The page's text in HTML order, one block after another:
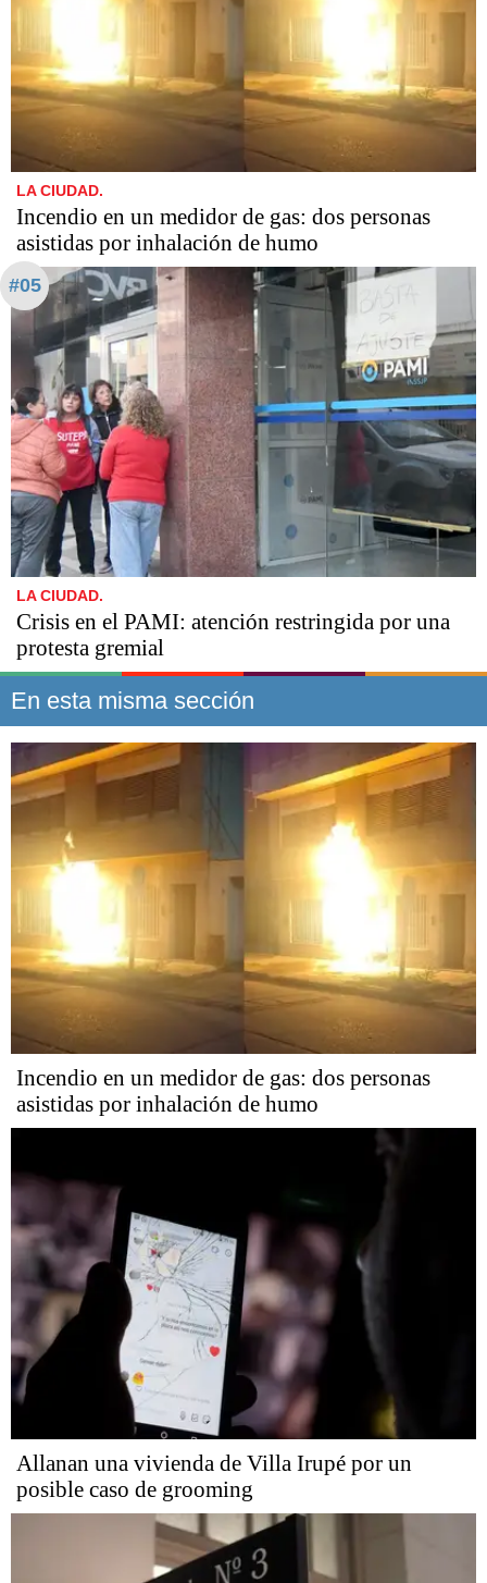
LA CIUDAD.
Incendio en un medidor de gas: dos personas
asistidas por inhalación de humo
#05
LA CIUDAD.
Crisis en el PAMI: atención restringida por una
protesta gremial
En esta misma sección
Incendio en un medidor de gas: dos personas
asistidas por inhalación de humo
Allanan una vivienda de Villa Irupé por un
posible caso de grooming